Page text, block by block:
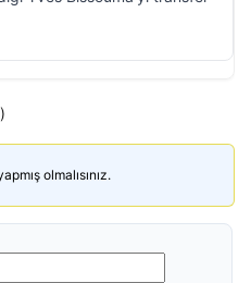
olmalısınız.